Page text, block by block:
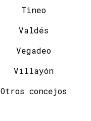
Tineo
Valdés
Vegadeo
Villayón
Otros concejos